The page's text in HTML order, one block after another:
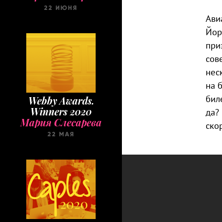
22 ИЮНЯ
Webby Awards.
Winners 2020
Мария Слесарева
22 МАЯ
на